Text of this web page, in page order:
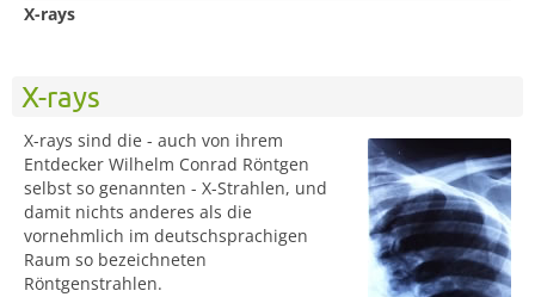
X-rays
X-rays
X-rays sind die - auch von ihrem
Entdecker Wilhelm Conrad Röntgen
selbst so genannten - X-Strahlen, und
damit nichts anderes als die
vornehmlich im deutschsprachigen
Raum so bezeichneten
Röntgenstrahlen.